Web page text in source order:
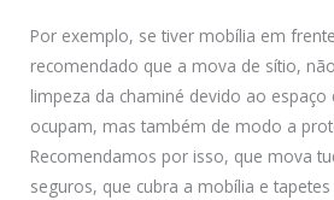
Por exemplo, se tiver mobília em
recomendado que a mova de sítio,
limpeza da chaminé devido ao
ocupam, mas também de modo a
Recomendamos por isso, que mova
seguros, que cubra a mobília e